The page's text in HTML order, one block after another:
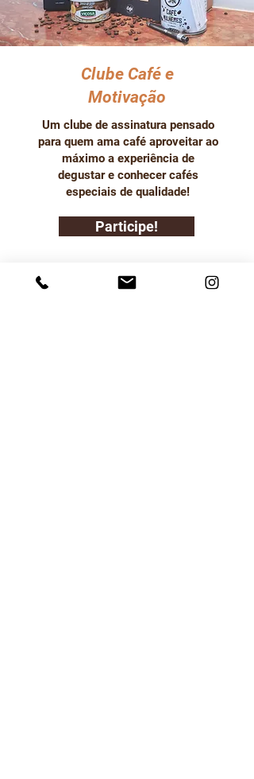
Clube Café e
Motivação
Um clube de assinatura pensado
para quem ama café aproveitar ao
máximo a experiência de
degustar e conhecer cafés
especiais de qualidade!
Participe!